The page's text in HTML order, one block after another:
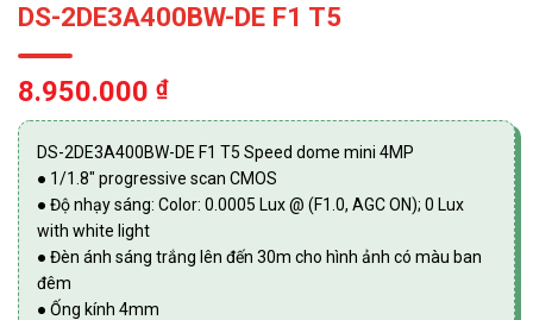
DS-2DE3A400BW-DE F1 T5
8.950.000 ₫
DS-2DE3A400BW-DE F1 T5 Speed dome mini 4MP
● 1/1.8″ progressive scan CMOS
● Độ nhạy sáng: Color: 0.0005 Lux @ (F1.0, AGC ON); 0 Lux
with white light
● Đèn ánh sáng trắng lên đến 30m cho hình ảnh có màu ban
đêm
● Ống kính 4mm